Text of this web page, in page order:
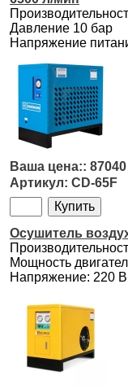
Давление 10 бар
Напряжение
87040
CD-65F
Осушитель
Мощность
Напряжение: 220 В